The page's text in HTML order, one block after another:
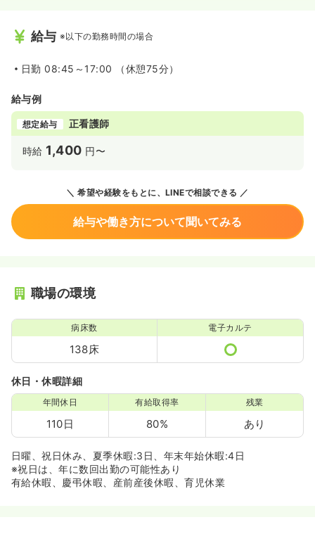
給与 ※以下の勤務時間の場合
日勤 08:45～17:00 （休憩75分）
給与例
想定給与 正看護師
時給 1,400 円〜
希望や経験をもとに、LINEで相談できる
給与や働き方について聞いてみる
職場の環境
病床数
138床
電子カルテ
休日・休暇詳細
年間休日
110日
有給取得率
80%
残業
あり
日曜、祝日休み、夏季休暇:3日、年末年始休暇:4日
※祝日は、年に数回出勤の可能性あり
有給休暇、慶弔休暇、産前産後休暇、育児休業